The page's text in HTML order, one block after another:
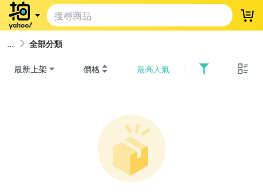
登
全部分類
最新上架 價格 最高人氣